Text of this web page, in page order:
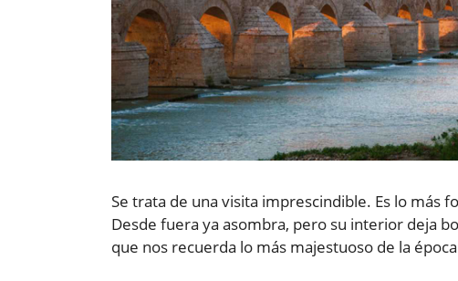
Se trata de una visita imprescindible. Es lo más
Desde fuera ya asombra, pero su interior deja
que nos recuerda lo más majestuoso de la